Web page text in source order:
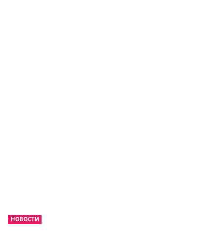
НОВОСТИ